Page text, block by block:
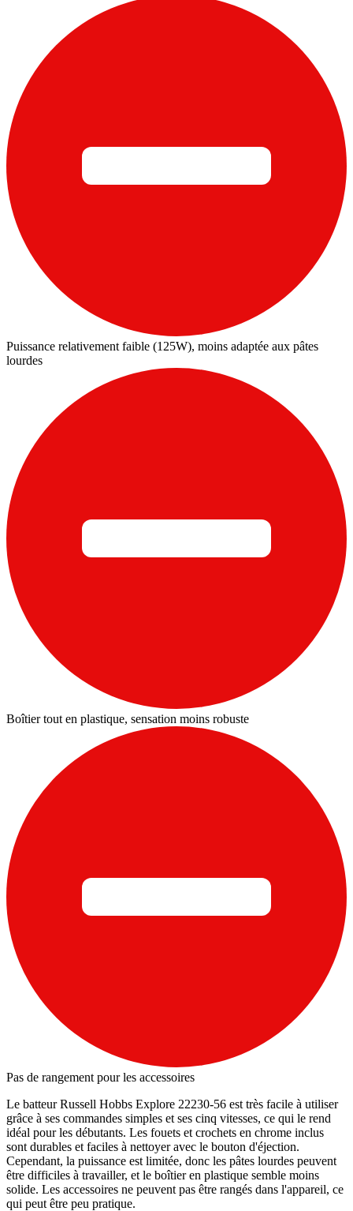
Puissance relativement faible (125W), moins adaptée aux pâtes
lourdes
Boîtier tout en plastique, sensation moins robuste
Pas de rangement pour les accessoires
Le batteur Russell Hobbs Explore 22230-56 est très facile à utiliser
grâce à ses commandes simples et ses cinq vitesses, ce qui le rend
idéal pour les débutants. Les fouets et crochets en chrome inclus
sont durables et faciles à nettoyer avec le bouton d'éjection.
Cependant, la puissance est limitée, donc les pâtes lourdes peuvent
être difficiles à travailler, et le boîtier en plastique semble moins
solide. Les accessoires ne peuvent pas être rangés dans l'appareil, ce
qui peut être peu pratique.